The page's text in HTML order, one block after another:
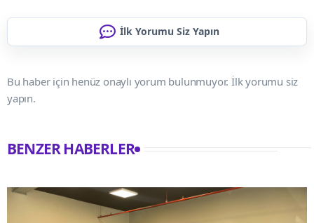
İlk Yorumu Siz Yapın
Bu haber için henüz onaylı yorum bulunmuyor. İlk yorumu siz
yapın.
BENZER HABERLER